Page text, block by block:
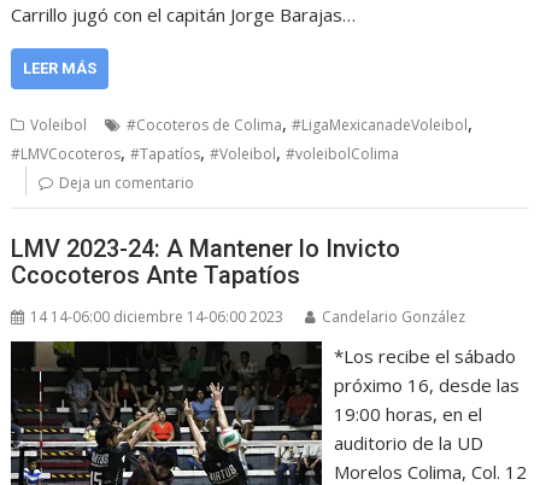
Carrillo jugó con el capitán Jorge Barajas…
LEER MÁS
Voleibol #Cocoteros de Colima,#LigaMexicanadeVoleibol,
#LMVCocoteros,#Tapatíos,#Voleibol,#voleibolColima
Deja un comentario
LMV 2023-24: A Mantener lo Invicto
Ccocoteros Ante Tapatíos
14 14-06:00 diciembre 14-06:00 2023 Candelario González
*Los recibe el sábado
próximo 16, desde las
19:00 horas, en el
auditorio de la UD
Morelos Colima, Col. 12